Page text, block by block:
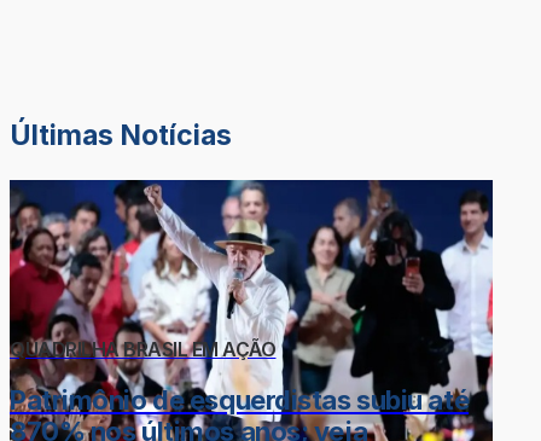
Últimas Notícias
QUADRILHA BRASIL EM AÇÃO
Patrimônio de esquerdistas subiu até
870% nos últimos anos; veja